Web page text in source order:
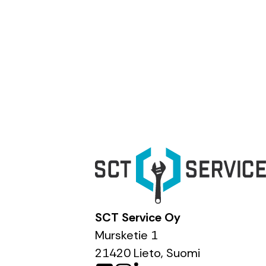
SCT Service Oy
Mursketie 1
21420 Lieto, Suomi